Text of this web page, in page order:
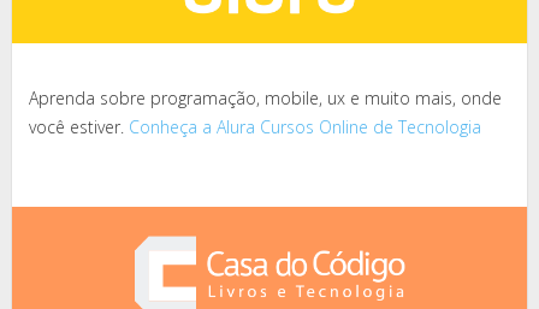
Aprenda sobre programação, mobile, ux e muito mais, onde
você estiver. Conheça a Alura Cursos Online de Tecnologia